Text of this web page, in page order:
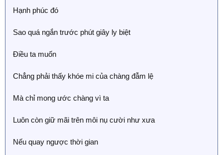
Hạnh phúc đó
Sao quá ngắn trước phút giây ly biệt
Điều ta muốn
Chẳng phải thấy khóe mi của chàng đẫm lệ
Mà chỉ mong ước chàng vì ta
Luôn còn giữ mãi trên môi nụ cười như xưa
Nếu quay ngược thời gian